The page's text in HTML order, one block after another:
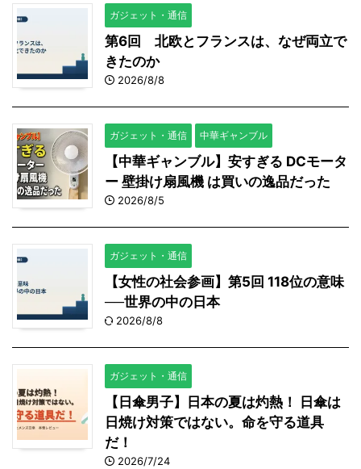
ガジェット・通信
第6回 北欧とフランスは、なぜ両立で
きたのか
2026/8/8
ガジェット・通信 中華ギャンブル
【中華ギャンブル】安すぎる DCモータ
ー 壁掛け扇風機 は買いの逸品だった
2026/8/5
ガジェット・通信
【女性の社会参画】第5回 118位の意味
──世界の中の日本
2026/8/8
ガジェット・通信
【日傘男子】日本の夏は灼熱！ 日傘は
日焼け対策ではない。命を守る道具
だ！
2026/7/24